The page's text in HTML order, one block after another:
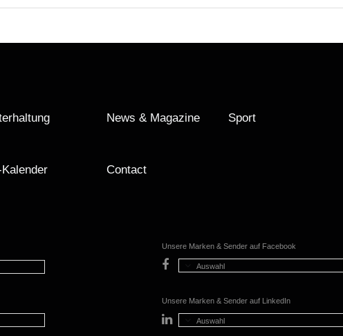
News & Magazine Sport
Kalender Contact
Unsere Marken & Sender auf Facebook
Auswahl
Unsere Marken & Sender auf LinkedIn
Auswahl